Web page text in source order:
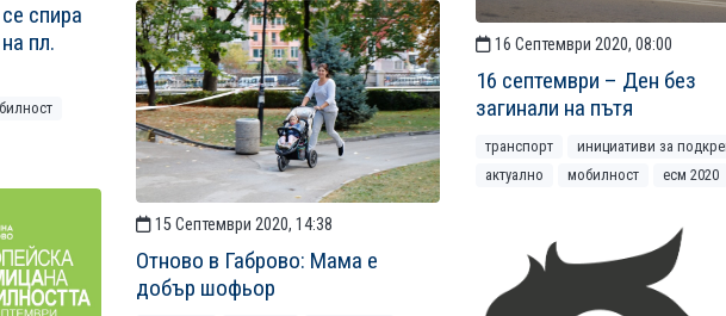
спира
пл.
16 Септември 2020, 08:00
16 септември – Ден без
загинали на пътя
транспорт
инициативи за
актуално
мобилност есм 2020
15 Септември 2020, 14:38
Отново в Габрово: Мама е
добър шофьор